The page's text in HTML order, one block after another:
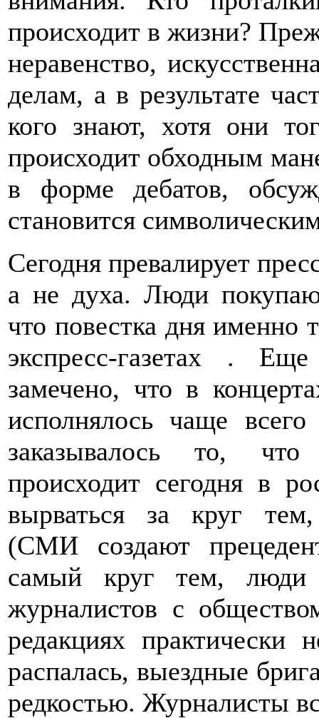
происходит в жизни?
неравенство,
делам, а в результате
кого знают, хотя они
происходит обходным
в форме дебатов,
становится
Сегодня превалирует
а не духа. Люди
что повестка дня именно
экспресс-газетах .
замечено, что в
исполнялось чаще
заказывалось то,
происходит сегодня в
вырваться за круг
(СМИ создают
самый круг тем,
журналистов с
редакциях практически
распалась, выездные
редкостью. Журналисты